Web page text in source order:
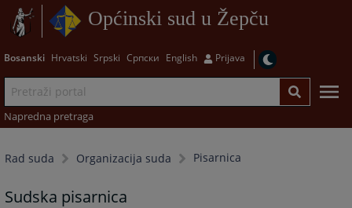
Općinski sud u Žepču
Bosanski Hrvatski Srpski Српски English Prijava
Napredna pretraga
Rad suda Organizacija suda Pisarnica
Sudska pisarnica